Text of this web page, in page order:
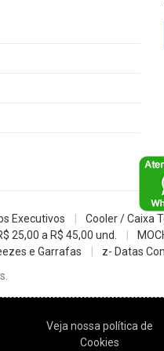
Executivos Cooler / Caixa
25,00 a R$ 45,00 und.
e Garrafas
z- Datas
Veja nossa política de
Cookies